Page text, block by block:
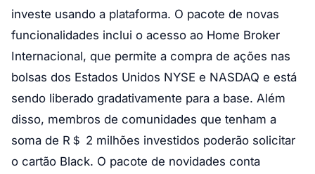
investe usando a plataforma. O pacote de novas
funcionalidades inclui o acesso ao Home Broker
Internacional, que permite a compra de ações nas
bolsas dos Estados Unidos NYSE e NASDAQ e está
sendo liberado gradativamente para a base. Além
disso, membros de comunidades que tenham a
soma de R＄ 2 milhões investidos poderão solicitar
o cartão Black. O pacote de novidades conta